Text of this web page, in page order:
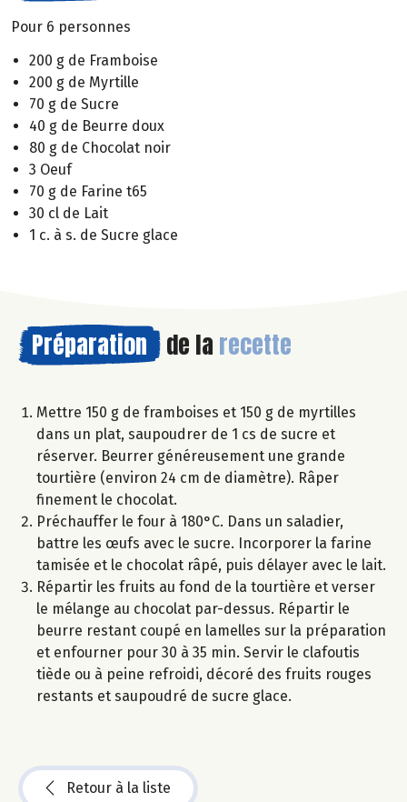
Pour 6 personnes
200 g de Framboise
200 g de Myrtille
70 g de Sucre
40 g de Beurre doux
80 g de Chocolat noir
3 Oeuf
70 g de Farine t65
30 cl de Lait
1 c. à s. de Sucre glace
Préparation de la recette
Mettre 150 g de framboises et 150 g de myrtilles
dans un plat, saupoudrer de 1 cs de sucre et
réserver. Beurrer généreusement une grande
tourtière (environ 24 cm de diamètre). Râper
finement le chocolat.
Préchauffer le four à 180°C. Dans un saladier,
battre les œufs avec le sucre. Incorporer la farine
tamisée et le chocolat râpé, puis délayer avec le lait.
Répartir les fruits au fond de la tourtière et verser
le mélange au chocolat par-dessus. Répartir le
beurre restant coupé en lamelles sur la préparation
et enfourner pour 30 à 35 min. Servir le clafoutis
tiède ou à peine refroidi, décoré des fruits rouges
restants et saupoudré de sucre glace.
Retour à la liste